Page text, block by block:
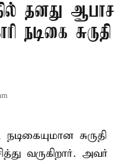
தனது ஆபாச
நடிகை சுருதி
சுருதி
வருகிறார். அவர்